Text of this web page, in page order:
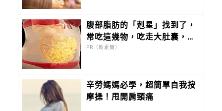
腹部脂肪的「剋星」找到了，
常吃這幾物，吃走大肚囊，瘦
出小蠻腰
PR（新素簡）
辛勞媽媽必學，超簡單自我按
摩操！甩開肩頸痛